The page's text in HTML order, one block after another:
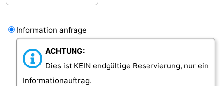
Zierikzee
Natur
Oosterschelde
Burgh
Information anfrage
ACHTUNG:
Dies ist KEIN endgültige Reservierung; nur ein
Informationauftrag.